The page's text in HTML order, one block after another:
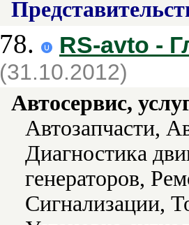
78. RS-avto -
(31.10.2012)
Автосервис,
Автозапчасти,
Диагностика
генераторов,
Сигнализации,